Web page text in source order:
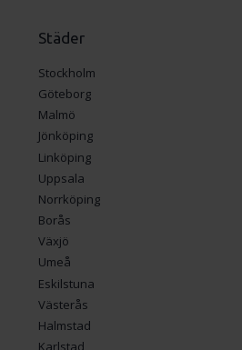
Städer
Stockholm
Göteborg
Malmö
Jönköping
Linköping
Uppsala
Norrköping
Borås
Växjö
Umeå
Eskilstuna
Västerås
Halmstad
Karlstad